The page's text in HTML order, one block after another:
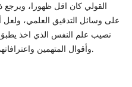
القولي كان اقل ظهورا، ويرجع
على وسائل التدقيق العلمي،
نصيب علم النفس الذي اخذ يطبق
وأقوال المتهمين واعترافاتهم ليعين على تبين الحقيقة من الزيف.